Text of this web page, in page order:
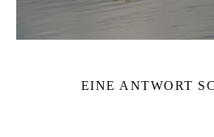
EINE ANTWORT